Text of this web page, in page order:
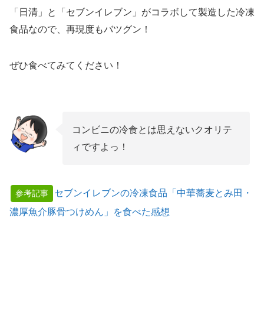
「日清」と「セブンイレブン」がコラボして製造した冷凍
食品なので、再現度もバツグン！
ぜひ食べてみてください！
コンビニの冷食とは思えないクオリテ
ィですよっ！
参考記事
セブンイレブンの冷凍食品「中華蕎麦とみ田・
濃厚魚介豚骨つけめん」を食べた感想